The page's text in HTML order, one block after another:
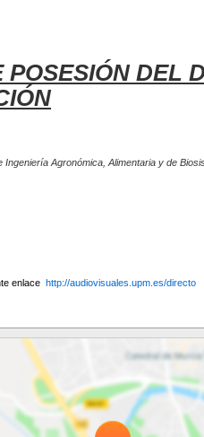
DEL
Agronómica, Alimentaria y de
enlace http://audiovisuales.upm.es/directo